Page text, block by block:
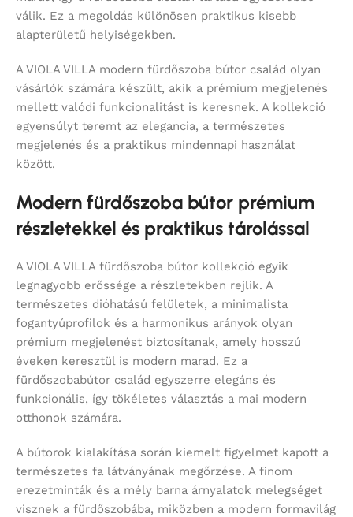
válik. Ez a megoldás különösen praktikus kisebb
alapterületű helyiségekben.
A VIOLA VILLA modern fürdőszoba bútor család olyan
vásárlók számára készült, akik a prémium megjelenés
mellett valódi funkcionalitást is keresnek. A kollekció
egyensúlyt teremt az elegancia, a természetes
megjelenés és a praktikus mindennapi használat
között.
Modern fürdőszoba bútor prémium
részletekkel és praktikus tárolással
A VIOLA VILLA fürdőszoba bútor kollekció egyik
legnagyobb erőssége a részletekben rejlik. A
természetes dióhatású felületek, a minimalista
fogantyúprofilok és a harmonikus arányok olyan
prémium megjelenést biztosítanak, amely hosszú
éveken keresztül is modern marad. Ez a
fürdőszobabútor család egyszerre elegáns és
funkcionális, így tökéletes választás a mai modern
otthonok számára.
A bútorok kialakítása során kiemelt figyelmet kapott a
természetes fa látványának megőrzése. A finom
erezetminták és a mély barna árnyalatok melegséget
visznek a fürdőszobába, miközben a modern formavilág